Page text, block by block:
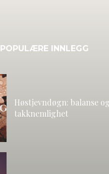
POPULÆRE INNLEGG
Høstjevndøgn: balanse og
takknemlighet